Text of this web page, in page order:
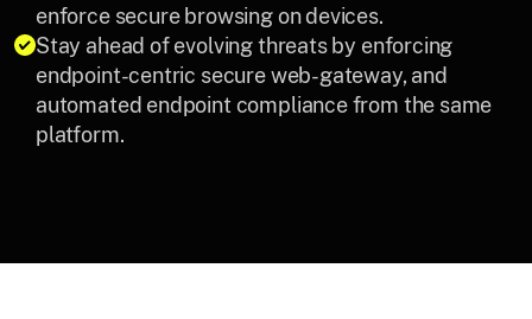
enforce secure browsing on devices.
Stay ahead of evolving threats by enforcing
endpoint-centric secure web-gateway, and
automated endpoint compliance from the same
platform.